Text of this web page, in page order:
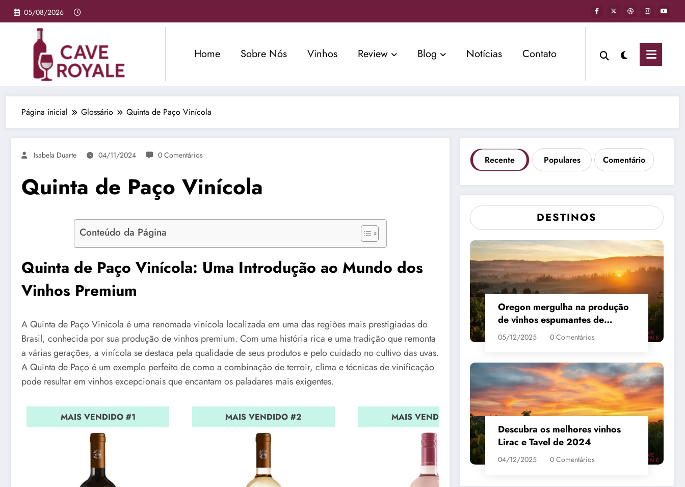
Pular
para
05/08/2026
Home Sobre Nós Vinhos Review Blog Notícias Contato
Página inicial Glossário Quinta de Paço Vinícola
Isabela Duarte 04/11/2024 0 Comentários
Quinta de Paço Vinícola
Conteúdo da Página
Quinta de Paço Vinícola: Uma Introdução ao Mundo dos
Vinhos Premium
A Quinta de Paço Vinícola é uma renomada vinícola localizada em uma das regiões mais prestigiadas do
Brasil, conhecida por sua produção de vinhos premium. Com uma história rica e uma tradição que remonta
a várias gerações, a vinícola se destaca pela qualidade de seus produtos e pelo cuidado no cultivo das uvas.
A Quinta de Paço é um exemplo perfeito de como a combinação de terroir, clima e técnicas de vinificação
pode resultar em vinhos excepcionais que encantam os paladares mais exigentes.
MAIS VENDIDO #1 MAIS VENDIDO #2 MAIS VENDIDO #3 MAIS VENDIDO #4
Recente Populares Comentário
DESTINOS
Oregon mergulha na produção
de vinhos espumantes de
qualidade
05/12/2025 0 Comentários
Descubra os melhores vinhos
Lirac e Tavel de 2024
04/12/2025 0 Comentários